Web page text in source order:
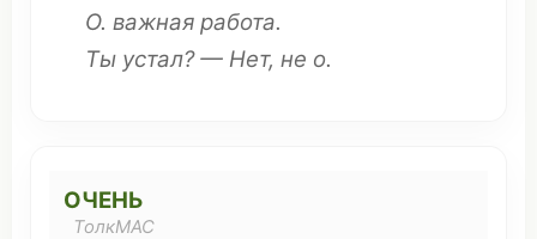
О. важная работа.
Ты устал? — Нет, не о.
ОЧЕНЬ
ТолкМАС